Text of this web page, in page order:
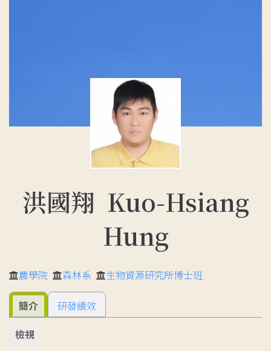
洪國翔 Kuo-Hsiang
Hung
農學院 森林系 生物資源研究所博士班
簡介
研發績效
檢視